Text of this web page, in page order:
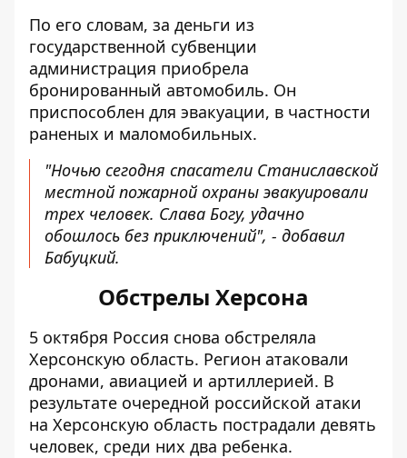
По его словам, за деньги из
государственной субвенции
администрация приобрела
бронированный автомобиль. Он
приспособлен для эвакуации, в частности
раненых и маломобильных.
"Ночью сегодня спасатели Станиславской
местной пожарной охраны эвакуировали
трех человек. Слава Богу, удачно
обошлось без приключений", - добавил
Бабуцкий.
Обстрелы Херсона
5 октября Россия снова обстреляла
Херсонскую область. Регион атаковали
дронами, авиацией и артиллерией. В
результате очередной российской атаки
на Херсонскую область пострадали девять
человек, среди них два ребенка.